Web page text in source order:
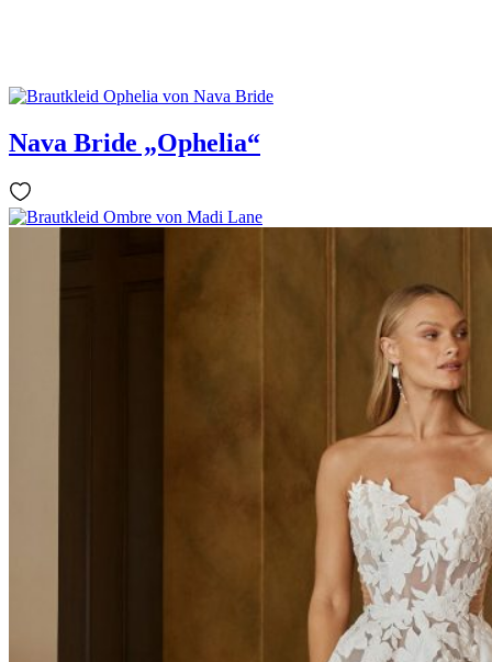
Nava Bride „Ophelia“